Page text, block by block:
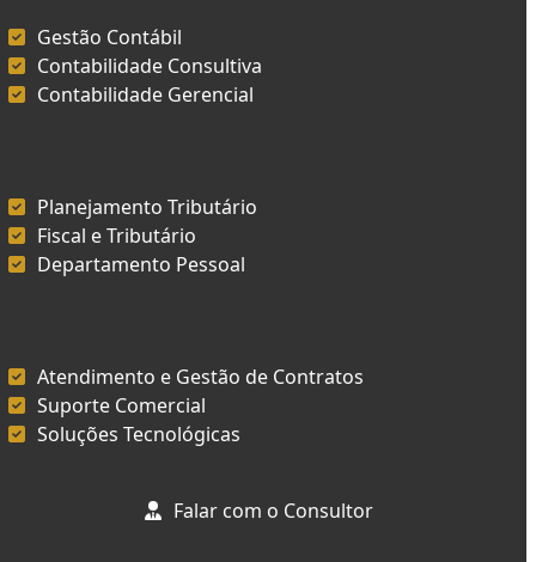
Gestão Contábil
Contabilidade Consultiva
Contabilidade Gerencial
Planejamento Tributário
Fiscal e Tributário
Departamento Pessoal
Atendimento e Gestão de Contratos
Suporte Comercial
Soluções Tecnológicas
Falar com o Consultor